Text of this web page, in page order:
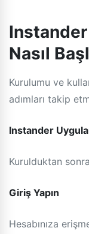
Nasıl
Kurulumu ve
adımları takip
Instander
Kurulduktan
Giriş Yapın
Hesabınıza